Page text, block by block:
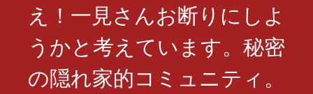
え！一見さんお断りにしよ
うかと考えています。秘密
の隠れ家的コミュニティ。